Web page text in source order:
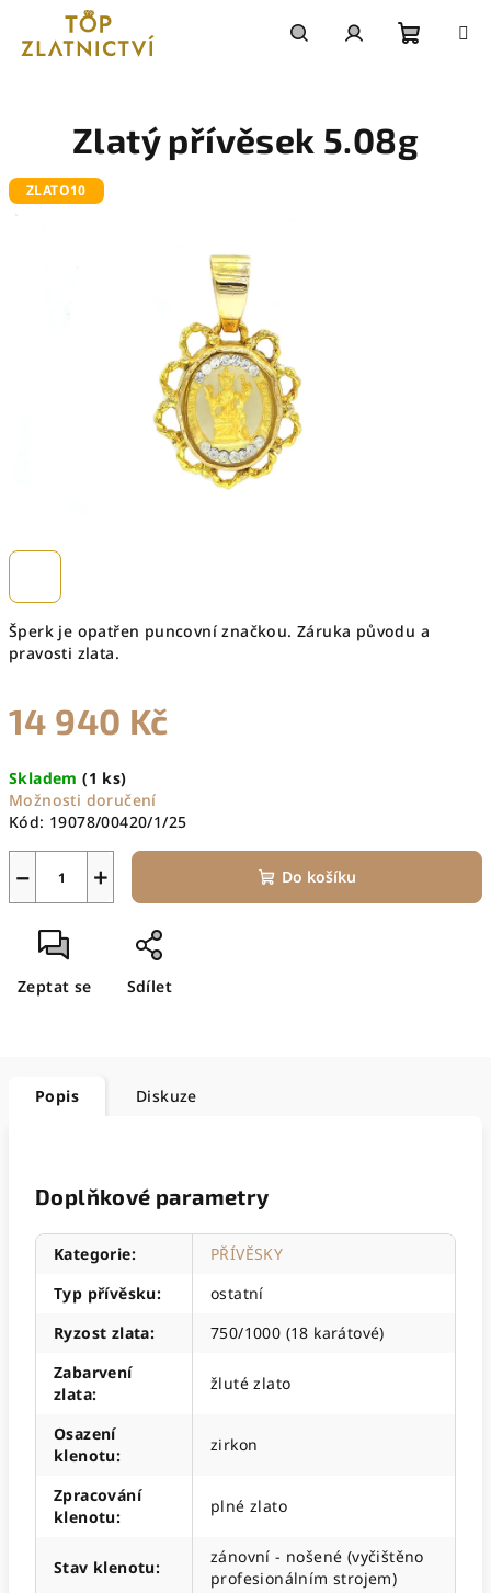
obsah
košík
Šperk je opatřen puncovní značkou. Záruka původu a
pravosti zlata.
14 940 Kč
cena:
Skladem(1 ks)
Možnosti doručení
Kód: 19078/00420/1/25
+
− Do košíku
Zeptat se Sdílet
Zlatý přívěsek 5.08g
ZLATO10
Popis Diskuze
Doplňkové parametry
Kategorie:
PŘÍVĚSKY
Typ přívěsku:
ostatní
Ryzost zlata:
750/1000 (18 karátové)
Zabarvení
zlata:
žluté zlato
Osazení
klenotu:
zirkon
Zpracování
klenotu:
plné zlato
Stav klenotu:
zánovní - nošené (vyčištěno
profesionálním strojem)